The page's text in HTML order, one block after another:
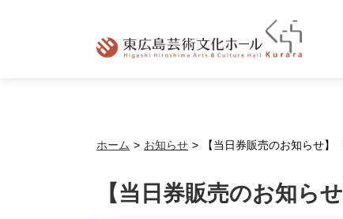
ホーム お知らせ 【当日券販売のお知らせ
【当日券販売のお知ら